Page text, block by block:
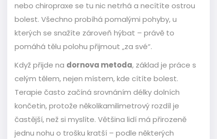
nebo chiropraxe se tu nic netrhá a necítíte ostrou
bolest. Všechno probíhá pomalými pohyby, u
kterých se snažíte zároveň hýbat – právě to
pomáhá tělu polohu přijmout „za své“.
Když přijde na dornova metoda, základ je práce s
celým tělem, nejen místem, kde cítíte bolest.
Terapie často začíná srovnáním délky dolních
končetin, protože několikamilimetrový rozdíl je
častější, než si myslíte. Většina lidí má přirozeně
jednu nohu o trošku kratší – podle některých